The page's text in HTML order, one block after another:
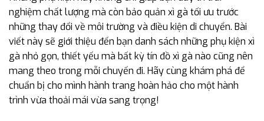
nghiệm chất lượng mà còn bảo quản xì gà tối ưu trước
những thay đổi về môi trường và điều kiện di chuyển. Bài
viết này sẽ giới thiệu đến bạn danh sách những phụ kiện xì
gà nhỏ gọn, thiết yếu mà bất kỳ tín đồ xì gà nào cũng nên
mang theo trong mỗi chuyến đi. Hãy cùng khám phá để
chuẩn bị cho mình hành trang hoàn hảo cho một hành
trình vừa thoải mái vừa sang trọng!